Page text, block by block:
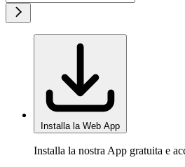
Installa la Web App
Installa la nostra App gratuita e